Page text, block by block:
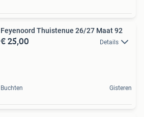
Feyenoord Thuistenue 26/27 Maat 92
€ 25,00 Details
Buchten Gisteren